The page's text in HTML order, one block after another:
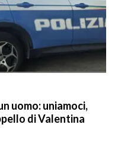
uomo: uniamoci,
di Valentina